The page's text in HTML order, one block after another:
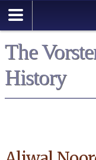
The
History